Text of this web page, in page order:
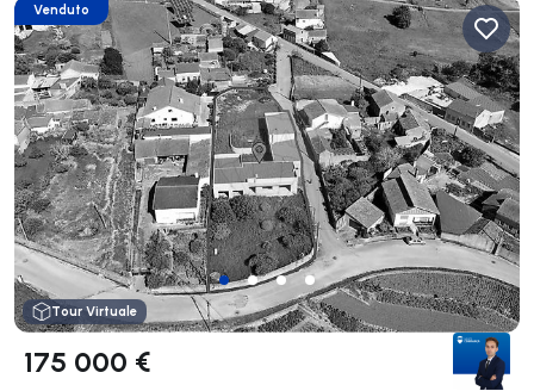
Venduto
Tour Virtuale
175 000 €